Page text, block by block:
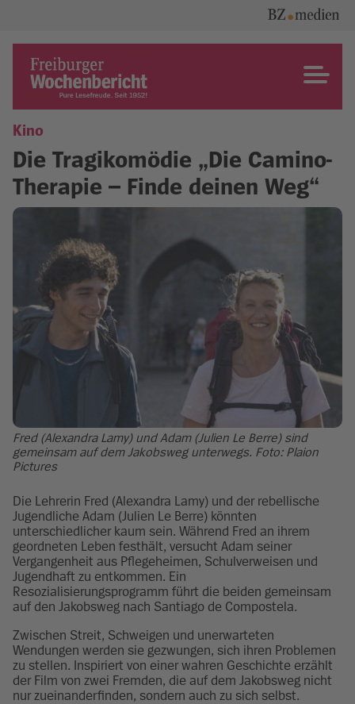
content
Freiburger Wochenbericht
Kino
Die Tragikomödie „Die Camino-
Therapie – Finde deinen Weg“
Fred (Alexandra Lamy) und Adam (Julien Le Berre) sind
gemeinsam auf dem Jakobsweg unterwegs. Foto: Plaion
Pictures
Die Lehrerin Fred (Alexandra Lamy) und der rebellische
Jugendliche Adam (Julien Le Berre) könnten
unterschiedlicher kaum sein. Während Fred an ihrem
geordneten Leben festhält, versucht Adam seiner
Vergangenheit aus Pflegeheimen, Schulverweisen und
Jugendhaft zu entkommen. Ein
Resozialisierungsprogramm führt die beiden gemeinsam
auf den Jakobsweg nach Santiago de Compostela.
Zwischen Streit, Schweigen und unerwarteten
Wendungen werden sie gezwungen, sich ihren Problemen
zu stellen. Inspiriert von einer wahren Geschichte erzählt
der Film von zwei Fremden, die auf dem Jakobsweg nicht
nur zueinanderfinden, sondern auch zu sich selbst.